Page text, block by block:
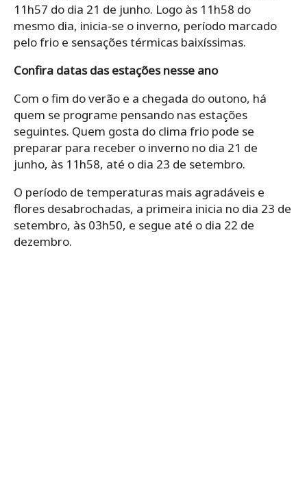
11h57 do dia 21 de junho. Logo às 11h58 do
mesmo dia, inicia-se o inverno, período marcado
pelo frio e sensações térmicas baixíssimas.
Confira datas das estações nesse ano
Com o fim do verão e a chegada do outono, há
quem se programe pensando nas estações
seguintes. Quem gosta do clima frio pode se
preparar para receber o inverno no dia 21 de
junho, às 11h58, até o dia 23 de setembro.
O período de temperaturas mais agradáveis e
flores desabrochadas, a primeira inicia no dia 23 de
setembro, às 03h50, e segue até o dia 22 de
dezembro.